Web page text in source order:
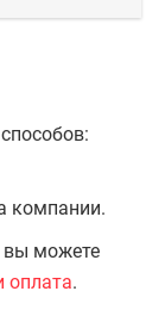
компании.
вы можете
оплата.